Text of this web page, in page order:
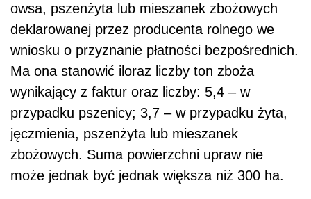
owsa, pszenżyta lub mieszanek zbożowych
deklarowanej przez producenta rolnego we
wniosku o przyznanie płatności bezpośrednich.
Ma ona stanowić iloraz liczby ton zboża
wynikający z faktur oraz liczby: 5,4 – w
przypadku pszenicy; 3,7 – w przypadku żyta,
jęczmienia, pszenżyta lub mieszanek
zbożowych. Suma powierzchni upraw nie
może jednak być jednak większa niż 300 ha.